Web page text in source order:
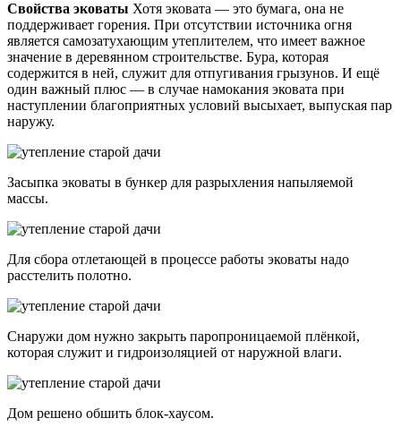
Свойства эковаты Хотя эковата — это бумага, она не
поддерживает горения. При отсутствии источника огня
является самозатухающим утеплителем, что имеет важное
значение в деревянном строительстве. Бура, которая
содержится в ней, служит для отпугивания грызунов. И ещё
один важный плюс — в случае намокания эковата при
наступлении благоприятных условий высыхает, выпуская пар
наружу.
Засыпка эковаты в бункер для разрыхления напыляемой
массы.
Для сбора отлетающей в процессе работы эковаты надо
расстелить полотно.
Снаружи дом нужно закрыть паропроницаемой плёнкой,
которая служит и гидроизоляцией от наружной влаги.
Дом решено обшить блок-хаусом.